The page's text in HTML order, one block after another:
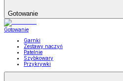
Gotowanie
Gotowanie
Garnki
Zestawy naczyń
Patelnie
Szybkowary
Przykrywki